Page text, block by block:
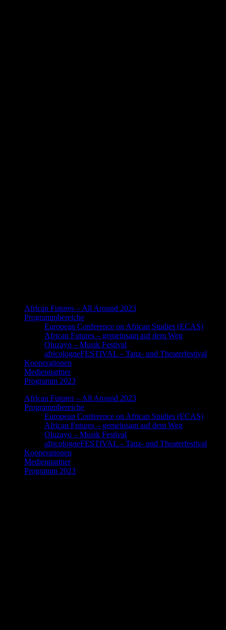
African Futures – All Around 2023
Programmbereiche
European Conference on African Studies (ECAS)
African Futures – gemeinsam auf dem Weg
Oluzayo – Musik Festival
africologneFESTIVAL – Tanz- und Theaterfestival
Kooperationen
Medienpartner
Programm 2023
African Futures – All Around 2023
Programmbereiche
European Conference on African Studies (ECAS)
African Futures – gemeinsam auf dem Weg
Oluzayo – Musik Festival
africologneFESTIVAL – Tanz- und Theaterfestival
Kooperationen
Medienpartner
Programm 2023